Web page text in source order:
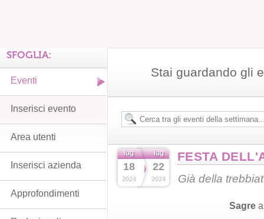
Stai guardando gli
lug
18
2024
lug
22
2024
FESTA
Già della
Sagre
SFOGLIA:
Eventi
Inserisci evento
Area utenti
Inserisci azienda
Approfondimenti